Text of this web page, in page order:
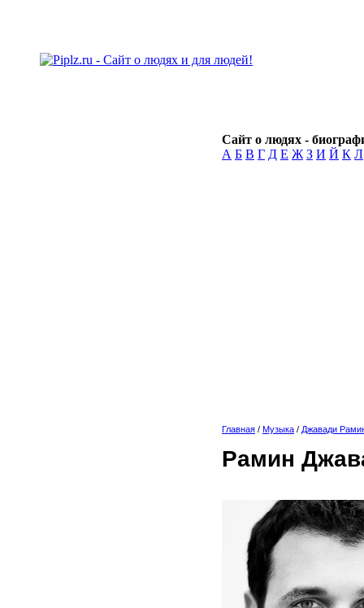
Сайт о людях -
А Б В Г Д Е Ж З И Й К Л
Главная / Музыка / Джавади
Рамин